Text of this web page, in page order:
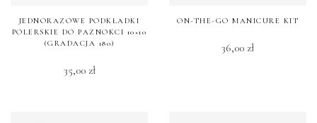
JEDNORAZOWE PODKŁADKI
POLERSKIE DO PAZNOKCI 10×10
(GRADACJA 180)
35,00 zł
ON-THE-GO MANICURE KIT
36,00 zł